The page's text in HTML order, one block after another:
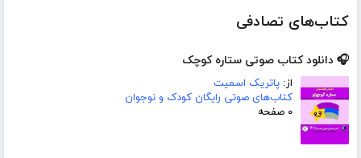
کتاب‌های تصادفی
🎧 دانلود کتاب صوتی ستاره کوچک
از: پاتریک اسمیت
کتاب‌های صوتی رایگان کودک و نوجوان
۰ صفحه